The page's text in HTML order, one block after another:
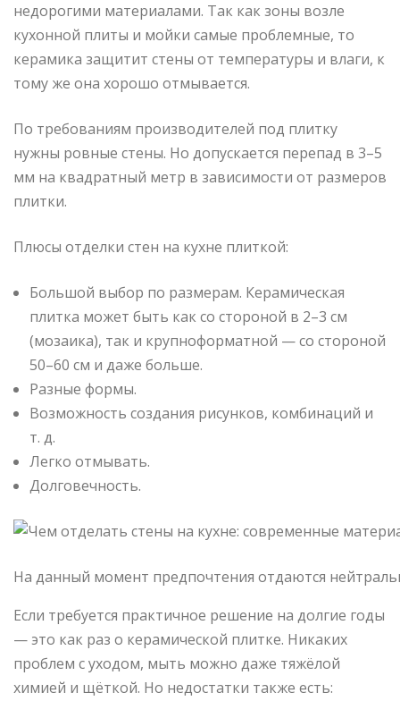
недорогими материалами. Так как зоны возле
кухонной плиты и мойки самые проблемные, то
керамика защитит стены от температуры и влаги, к
тому же она хорошо отмывается.
По требованиям производителей под плитку
нужны ровные стены. Но допускается перепад в 3–5
мм на квадратный метр в зависимости от размеров
плитки.
Плюсы отделки стен на кухне плиткой:
Большой выбор по размерам. Керамическая
плитка может быть как со стороной в 2–3 см
(мозаика), так и крупноформатной — со стороной
50–60 см и даже больше.
Разные формы.
Возможность создания рисунков, комбинаций и
т. д.
Легко отмывать.
Долговечность.
На данный момент предпочтения отдаются
Если требуется практичное решение на долгие годы
— это как раз о керамической плитке. Никаких
проблем с уходом, мыть можно даже тяжёлой
химией и щёткой. Но недостатки также есть: